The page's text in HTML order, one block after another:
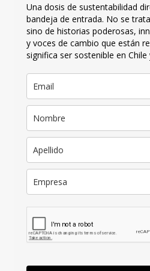
Una dosis de sustentabilidad
bandeja de entrada. No se
sino de historias poderosas,
y voces de cambio que están
significa ser sostenible en Chile